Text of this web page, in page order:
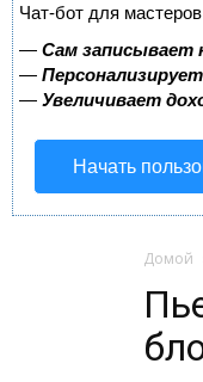
Чат-бот для
— Сам записывает
—
— Увеличивает
Начать
Домой